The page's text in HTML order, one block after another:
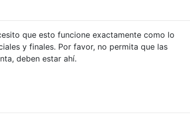
que esto funcione exactamente como lo
y finales. Por favor, no permita que las
deben estar ahí.